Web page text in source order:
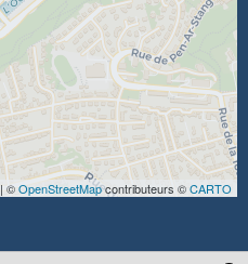
| ©OpenStreetMapcontributeurs ©CARTO